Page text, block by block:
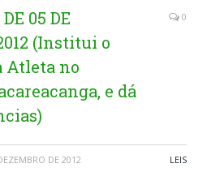
05 DE
(Institui o
Atleta no
e dá
0
DE 2012 LEIS